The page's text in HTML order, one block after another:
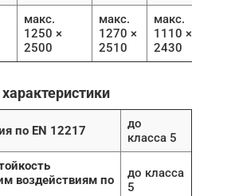
макс.
1250 ×
2500
макс.
1270 ×
2510
макс.
1110 ×
2430
по EN 12217
до
класса 5
воздействиям по
до класса
5